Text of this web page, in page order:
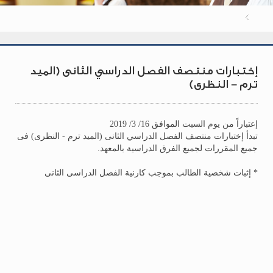
إختبارات منتصف الفصل الدراسي الثانى (الميد
ترم - النظرى)
إعتباراً من يوم السبت الموافق 16/ 3/ 2019
تبدأ إختبارات منتصف الفصل الدراسي الثانى (الميد ترم - النظرى) فى
جميع المقررات لجميع الفرق الدراسية بالمعهد.
* إثبات شخصية الطالب بموجب كارنية الفصل الدراسى الثانى